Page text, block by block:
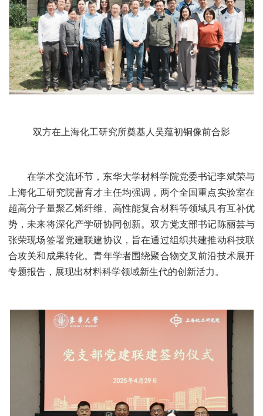
双方在上海化工研究所奠基人吴蕴初铜像前合影
在学术交流环节，东华大学材料学院党委书记李斌荣与
上海化工研究院曹育才主任均强调，两个全国重点实验室在
超高分子量聚乙烯纤维、高性能复合材料等领域具有互补优
势，未来将深化产学研协同创新。双方党支部书记陈丽芸与
张荣现场签署党建联建协议，旨在通过组织共建推动科技联
合攻关和成果转化。青年学者围绕聚合物交叉前沿技术展开
专题报告，展现出材料科学领域新生代的创新活力。